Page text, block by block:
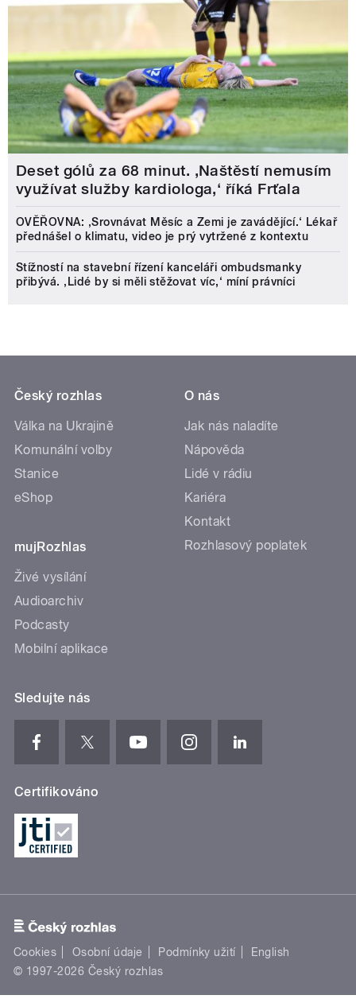
Deset gólů za 68 minut. ,Naštěstí nemusím
využívat služby kardiologa,‘ říká Frťala
OVĚŘOVNA: ‚Srovnávat Měsíc a Zemi je zavádějící.‘ Lékař
přednášel o klimatu, video je prý vytržené z kontextu
Stížností na stavební řízení kanceláři ombudsmanky
přibývá. ‚Lidé by si měli stěžovat víc,‘ míní právníci
Český rozhlas
Válka na Ukrajině
Komunální volby
Stanice
eShop
mujRozhlas
Živé vysílání
Audioarchiv
Podcasty
Mobilní aplikace
O nás
Jak nás naladíte
Nápověda
Lidé v rádiu
Kariéra
Kontakt
Rozhlasový poplatek
Sledujte nás
Certifikováno
Cookies Osobní údaje Podmínky užití
English
© 1997-2026 Český rozhlas